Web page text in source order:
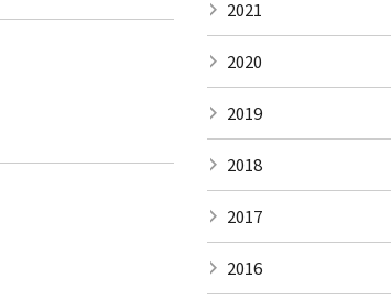
2021
2020
2019
2018
2017
2016